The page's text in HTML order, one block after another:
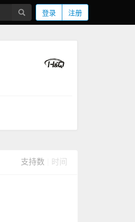
登录 注册
支持数 时间